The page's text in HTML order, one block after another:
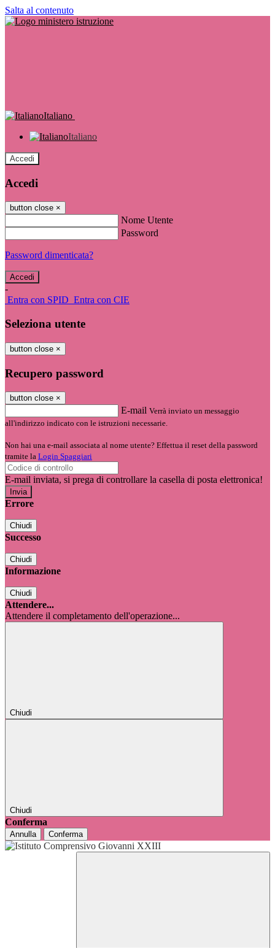
Salta al contenuto
Italiano
Italiano
Accedi
Accedi
button close ×
Nome Utente
Password
Password dimenticata?
-
Entra con SPID Entra con CIE
Seleziona utente
button close ×
Recupero password
button close ×
E-mail Verrà inviato un messaggio
all'indirizzo indicato con le istruzioni necessarie.
Non hai una e-mail associata al nome utente? Effettua il reset della password
tramite la Login Spaggiari
E-mail inviata, si prega di controllare la casella di posta elettronica!
Errore
Chiudi
Successo
Chiudi
Informazione
Chiudi
Attendere...
Attendere il completamento dell'operazione...
Chiudi
Chiudi
Conferma
Annulla Conferma